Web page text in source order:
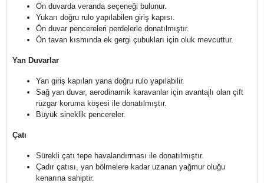
Ön duvarda veranda seçeneği bulunur.
Yukarı doğru rulo yapılabilen giriş kapısı.
Ön duvar pencereleri perdelerle donatılmıştır.
Ön tavan kısmında ek gergi çubukları için oluk mevcuttur.
Yan Duvarlar
Yan giriş kapıları yana doğru rulo yapılabilir.
Sağ yan duvar, aerodinamik karavanlar için avantajlı olan çift
rüzgar koruma köşesi ile donatılmıştır.
Büyük sineklik pencereler.
Çatı
Sürekli çatı tepe havalandırması ile donatılmıştır.
Çadır çatısı, yan bölmelere kadar uzanan yağmur oluğu
kenarına sahiptir.